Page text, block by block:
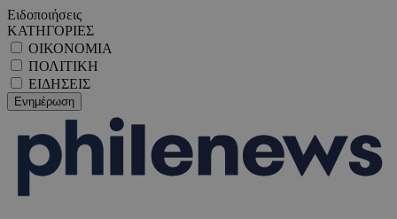
Ειδοποιήσεις
ΚΑΤΗΓΟΡΙΕΣ
ΟΙΚΟΝΟΜΙΑ
ΠΟΛΙΤΙΚΗ
ΕΙΔΗΣΕΙΣ